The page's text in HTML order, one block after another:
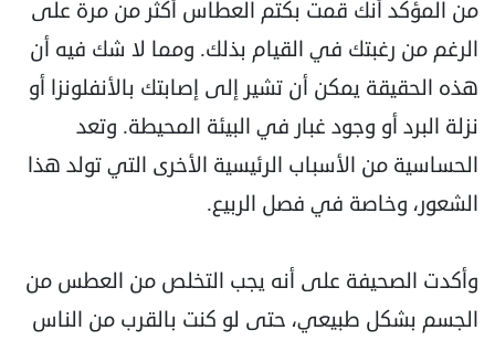
من المؤكد أنك قمت بكتم العطاس أكثر من مرة على
الرغم من رغبتك في القيام بذلك. ومما لا شك فيه أن
هذه الحقيقة يمكن أن تشير إلى إصابتك بالأنفلونزا أو
نزلة البرد أو وجود غبار في البيئة المحيطة. وتعد
الحساسية من الأسباب الرئيسية الأخرى التي تولد هذا
الشعور، وخاصة في فصل الربيع.
وأكدت الصحيفة على أنه يجب التخلص من العطس من
الجسم بشكل طبيعي، حتى لو كنت بالقرب من الناس